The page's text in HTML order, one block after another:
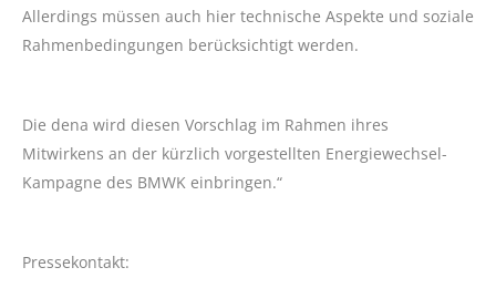
Allerdings müssen auch hier technische Aspekte und soziale
Rahmenbedingungen berücksichtigt werden.
Die dena wird diesen Vorschlag im Rahmen ihres
Mitwirkens an der kürzlich vorgestellten Energiewechsel-
Kampagne des BMWK einbringen.“
Pressekontakt: